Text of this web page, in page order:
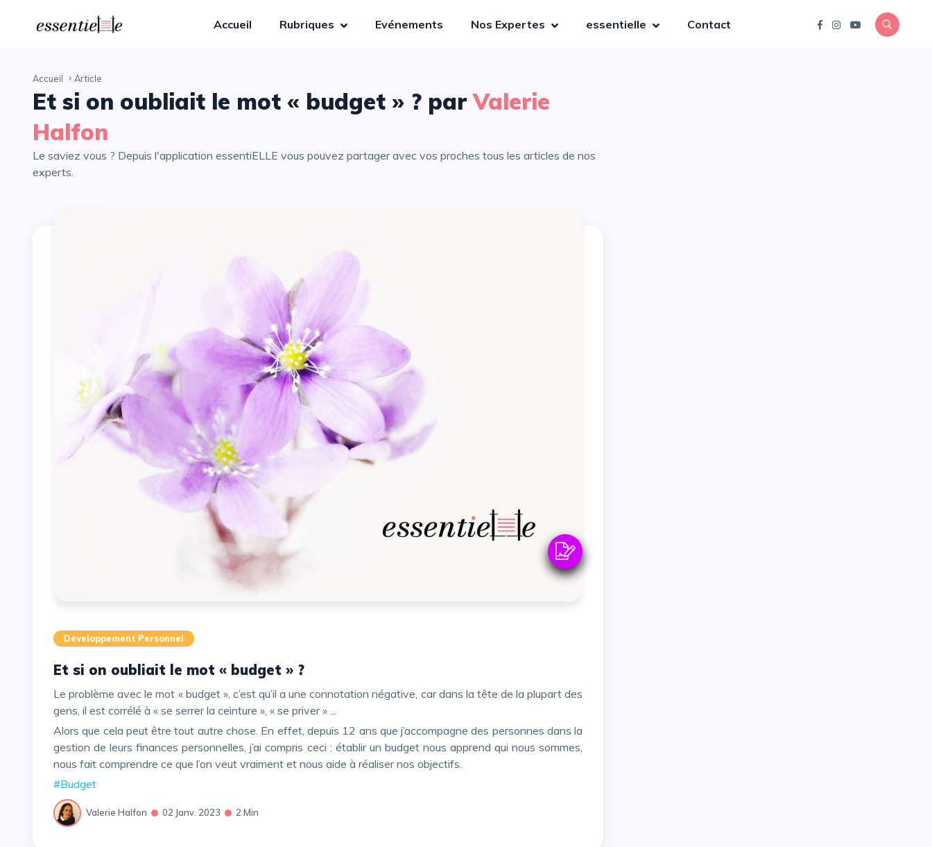
Accueil Rubriques Evénements Nos Expertes essentielle Contact
Accueil Article
Et si on oubliait le mot « budget » ? parValerie
Halfon
Le saviez vous ? Depuis l'application essentiELLE vous pouvez partager avec vos proches tous les articles de nos
experts.
Développement Personnel
Et si on oubliait le mot « budget » ?
Le problème avec le mot « budget », c’est qu’il a une connotation négative, car dans la tête de la plupart des
gens, il est corrélé à « se serrer la ceinture », « se priver » ...
Alors que cela peut être tout autre chose. En effet, depuis 12 ans que j’accompagne des personnes dans la
gestion de leurs finances personnelles, j’ai compris ceci : établir un budget nous apprend qui nous sommes,
nous fait comprendre ce que l’on veut vraiment et nous aide à réaliser nos objectifs.
#Budget
Valerie Halfon 02 Janv. 2023 2 Min